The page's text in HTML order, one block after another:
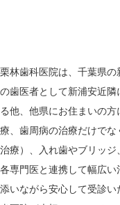
栗林歯科医院は、千葉県
の歯医者として新浦安近
る他、他県にお住まいの
療、歯周病の治療だけで
治療）、入れ歯やブリッ
各専門医と連携して幅広
添いながら安心して受診い